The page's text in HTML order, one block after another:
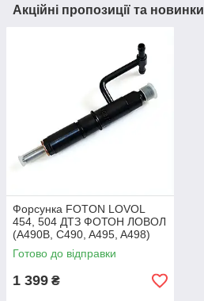
Акційні пропозиції та новинки
Форсунка FOTON LOVOL
454, 504 ДТЗ ФОТОН ЛОВОЛ
(A490B, C490, A495, A498)
A490B22000
Готово до відправки
1 399 ₴